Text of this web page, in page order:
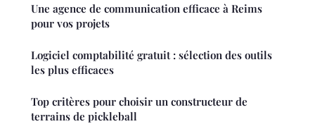
Une agence de communication efficace à Reims
pour vos projets
Logiciel comptabilité gratuit : sélection des outils
les plus efficaces
Top critères pour choisir un constructeur de
terrains de pickleball